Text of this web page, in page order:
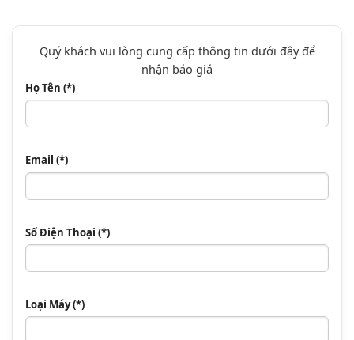
Quý khách vui lòng cung cấp thông tin dưới đây để
nhận báo giá
Họ Tên (*)
Email (*)
Số Điện Thoại (*)
Loại Máy (*)